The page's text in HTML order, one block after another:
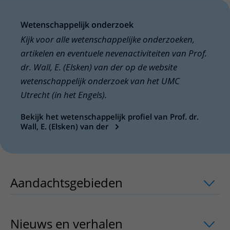
Wetenschappelijk onderzoek
Kijk voor alle wetenschappelijke onderzoeken,
artikelen en eventuele nevenactiviteiten van Prof.
dr. Wall, E. (Elsken) van der op de website
wetenschappelijk onderzoek van het UMC
Utrecht (in het Engels).
Bekijk het wetenschappelijk profiel van Prof. dr.
Wall, E. (Elsken) van der
Aandachtsgebieden uitklapper, klik
Nieuws en verhalen uitklapper, klik